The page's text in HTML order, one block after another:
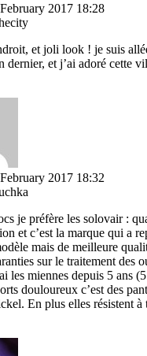
2017 18:28
et joli look ! je suis
dernier, et j’ai adoré cette
2017 18:32
je préfère les solovair :
et c’est la marque qui a
mais de meilleure
sur le traitement des
les miennes depuis 5 ans
douloureux c’est des
En plus elles résistent à